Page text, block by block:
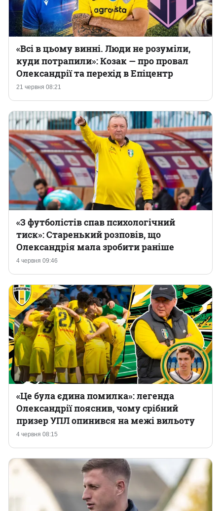
21 червня 08:21
«Всі в цьому винні. Люди не розуміли,
куди потрапили»: Козак — про провал
Олександрії та перехід в Епіцентр
4 червня 09:46
«З футболістів спав психологічний
тиск»: Старенький розповів, що
Олександрія мала зробити раніше
4 червня 08:15
«Це була єдина помилка»: легенда
Олександрії пояснив, чому срібний
призер УПЛ опинився на межі вильоту